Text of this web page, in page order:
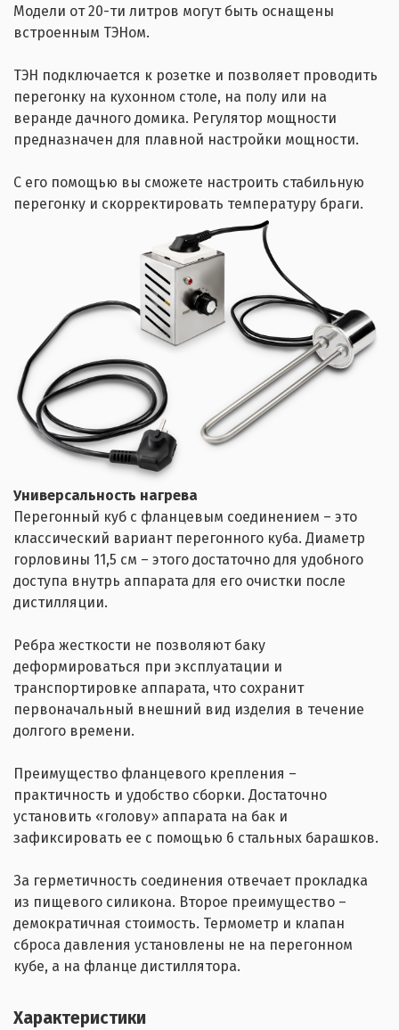
Модели от 20-ти литров могут быть оснащены
встроенным ТЭНом.
ТЭН подключается к розетке и позволяет проводить
перегонку на кухонном столе, на полу или на
веранде дачного домика. Регулятор мощности
предназначен для плавной настройки мощности.
С его помощью вы сможете настроить стабильную
перегонку и скорректировать температуру браги.
Универсальность нагрева
Перегонный куб с фланцевым соединением – это
классический вариант перегонного куба. Диаметр
горловины 11,5 см – этого достаточно для удобного
доступа внутрь аппарата для его очистки после
дистилляции.
Ребра жесткости не позволяют баку
деформироваться при эксплуатации и
транспортировке аппарата, что сохранит
первоначальный внешний вид изделия в течение
долгого времени.
Преимущество фланцевого крепления –
практичность и удобство сборки. Достаточно
установить «голову» аппарата на бак и
зафиксировать ее с помощью 6 стальных барашков.
За герметичность соединения отвечает прокладка
из пищевого силикона. Второе преимущество –
демократичная стоимость. Термометр и клапан
сброса давления установлены не на перегонном
кубе, а на фланце дистиллятора.
Характеристики